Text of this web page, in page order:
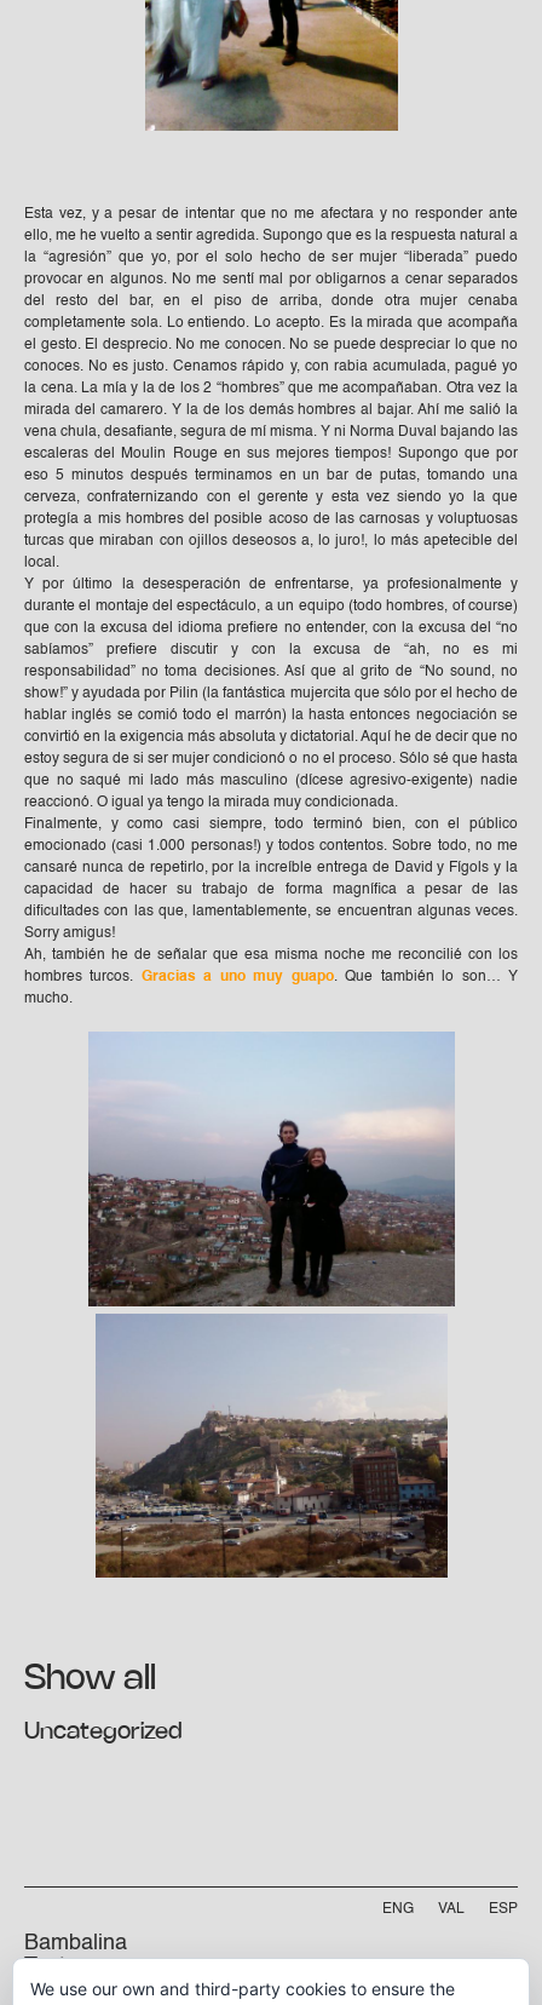
Show all
Uncategorized
Esta vez, y a pesar de intentar que no me afectara y no responder ante
ello, me he vuelto a sentir agredida. Supongo que es la respuesta natural a
la “agresión” que yo, por el solo hecho de ser mujer “liberada” puedo
provocar en algunos. No me sentí mal por obligarnos a cenar separados
del resto del bar, en el piso de arriba, donde otra mujer cenaba
completamente sola. Lo entiendo. Lo acepto. Es la mirada que acompaña
el gesto. El desprecio. No me conocen. No se puede despreciar lo que no
conoces. No es justo. Cenamos rápido y, con rabia acumulada, pagué yo
la cena. La mía y la de los 2 “hombres” que me acompañaban. Otra vez la
mirada del camarero. Y la de los demás hombres al bajar. Ahí me salió la
vena chula, desafiante, segura de mí misma. Y ni Norma Duval bajando las
escaleras del Moulin Rouge en sus mejores tiempos! Supongo que por
eso 5 minutos después terminamos en un bar de putas, tomando una
cerveza, confraternizando con el gerente y esta vez siendo yo la que
protegía a mis hombres del posible acoso de las carnosas y voluptuosas
turcas que miraban con ojillos deseosos a, lo juro!, lo más apetecible del
local.
Y por último la desesperación de enfrentarse, ya profesionalmente y
durante el montaje del espectáculo, a un equipo (todo hombres, of course)
que con la excusa del idioma prefiere no entender, con la excusa del “no
sabíamos” prefiere discutir y con la excusa de “ah, no es mi
responsabilidad” no toma decisiones. Así que al grito de “No sound, no
show!” y ayudada por Pilin (la fantástica mujercita que sólo por el hecho de
hablar inglés se comió todo el marrón) la hasta entonces negociación se
convirtió en la exigencia más absoluta y dictatorial. Aquí he de decir que no
estoy segura de si ser mujer condicionó o no el proceso. Sólo sé que hasta
que no saqué mi lado más masculino (dícese agresivo-exigente) nadie
reaccionó. O igual ya tengo la mirada muy condicionada.
Finalmente, y como casi siempre, todo terminó bien, con el público
emocionado (casi 1.000 personas!) y todos contentos. Sobre todo, no me
cansaré nunca de repetirlo, por la increíble entrega de David y Fígols y la
capacidad de hacer su trabajo de forma magnífica a pesar de las
dificultades con las que, lamentablemente, se encuentran algunas veces.
Sorry amigus!
Ah, también he de señalar que esa misma noche me reconcilié con los
hombres turcos. Gracias a uno muy guapo. Que también lo son… Y
mucho.
ENG VAL ESP
Bambalina
Teatre
Practicable
We use our own and third-party cookies to ensure the